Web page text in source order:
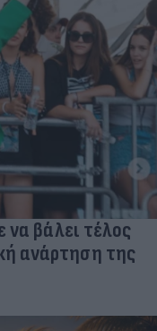
βάλει τέλος
ανάρτηση της